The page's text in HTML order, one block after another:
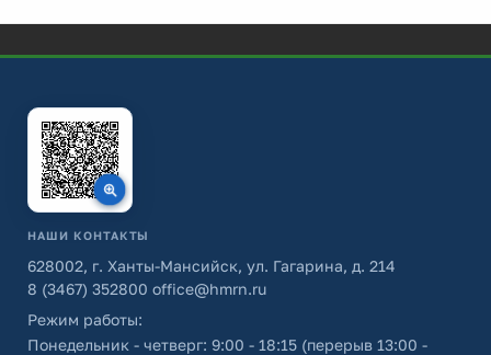
НАШИ КОНТАКТЫ
628002, г. Ханты-Мансийск, ул. Гагарина, д. 214
8 (3467) 352800 office@hmrn.ru
Режим работы:
Понедельник - четверг: 9:00 - 18:15 (перерыв 13:00 -